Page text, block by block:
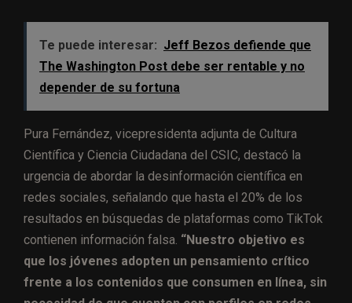
Te puede interesar: Jeff Bezos defiende que
The Washington Post debe ser rentable y no
depender de su fortuna
Pura Fernández, vicepresidenta adjunta de Cultura
Científica y Ciencia Ciudadana del CSIC, destacó la
urgencia de abordar la desinformación científica en
redes sociales, señalando que hasta el 20% de los
resultados en búsquedas de plataformas como TikTok
contienen información falsa. “Nuestro objetivo es
que los jóvenes adopten un pensamiento crítico
frente a los contenidos que consumen en línea, sin